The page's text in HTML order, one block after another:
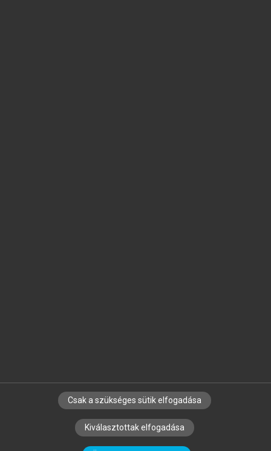
SZERZŐKNEK CÉGEKNEK KÖNYVTÁROSOKNAK
SZERKESZTÉSI ÉS LEKTORÁLÁSI ALAPELVEK
Csak a szükséges sütik elfogadása
Kiválasztottak elfogadása